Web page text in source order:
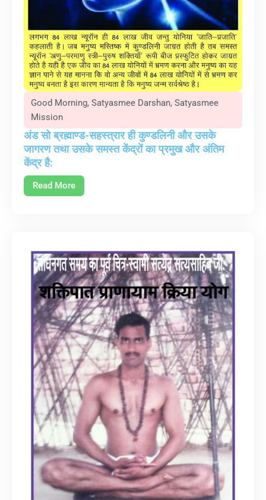
Good Morning, Satyasmee Darshan, Satyasmee
Mission
अंड सो ब्रह्माण्ड-सहस्त्रार ही कुण्डलिनी और उसके
जागरण तथा उसके समस्त केंद्रों का प्रमुख और अंतिम
केंद्र है:
Read More